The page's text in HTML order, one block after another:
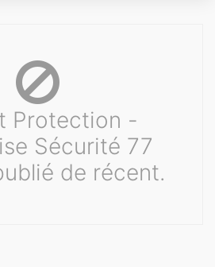
Protection -
Sécurité 77
de récent.